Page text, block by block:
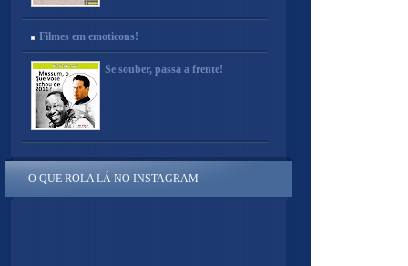
Filmes em emoticons!
Se souber, passa a frente!
O QUE ROLA LÁ NO INSTAGRAM